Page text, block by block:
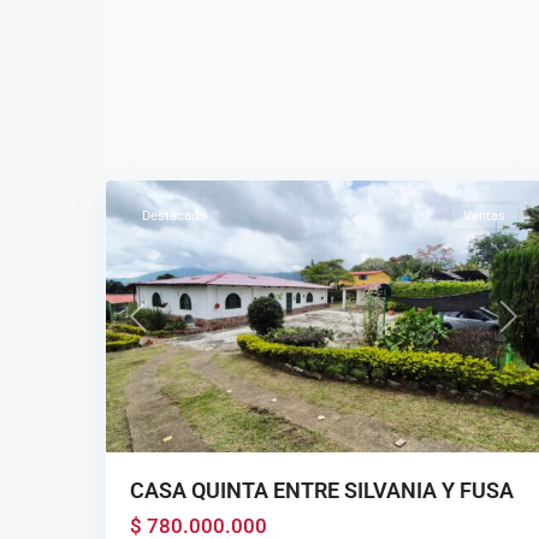
Previous Next
Destacado Ventas
CASA QUINTA ENTRE SILVANIA Y FUSA
$ 780.000.000